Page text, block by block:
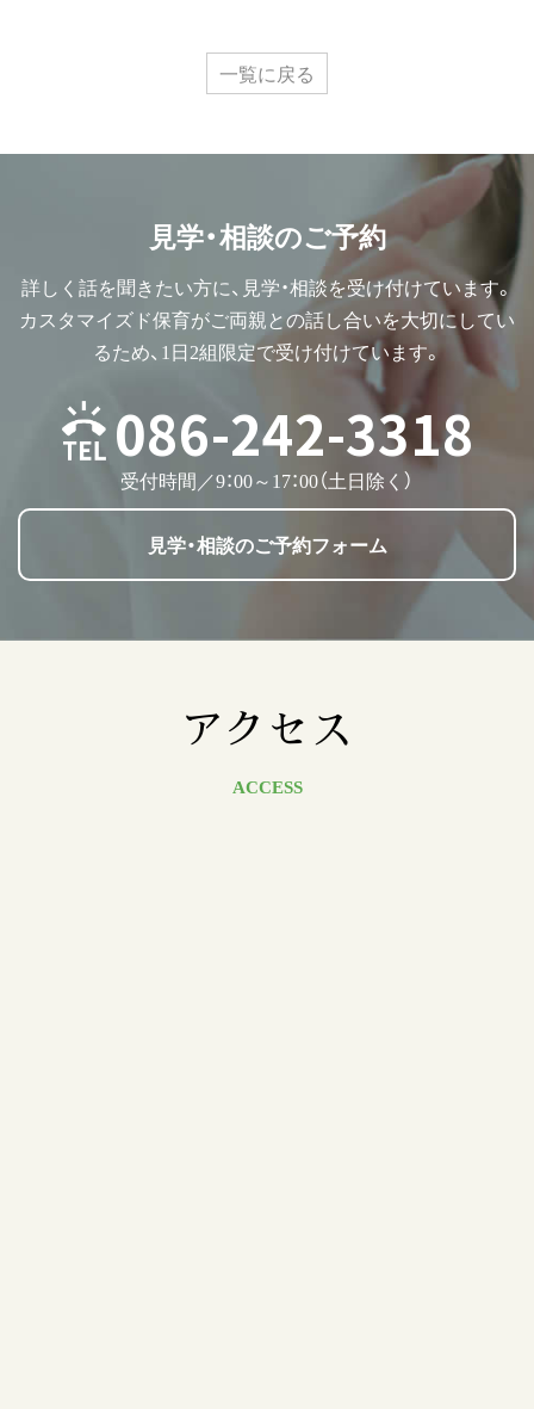
一覧に戻る
見学・相談のご予約
詳しく話を聞きたい方に、見学・相談を受け付けています。
カスタマイズド保育がご両親との話し合いを大切にしてい
るため、1日2組限定で受け付けています。
086-242-3318
受付時間／9：00～17：00（土日除く）
見学・相談のご予約フォーム
アクセス
ACCESS